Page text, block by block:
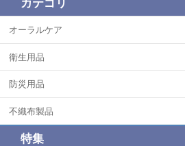
カテゴリ
オーラルケア
衛生用品
防災用品
不織布製品
特集